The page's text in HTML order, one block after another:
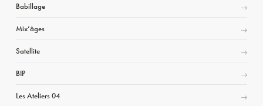
Babillage
Mix’âges
Satellite
BIP
Les Ateliers 04